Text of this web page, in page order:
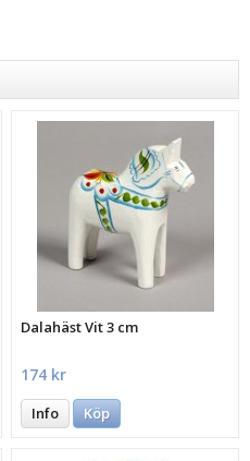
Dalahäst Vit 3 cm
174 kr
Info Köp